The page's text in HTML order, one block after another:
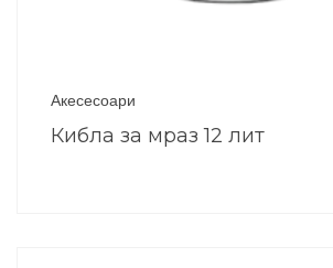
Акесесоари
Кибла за мраз 12 лит